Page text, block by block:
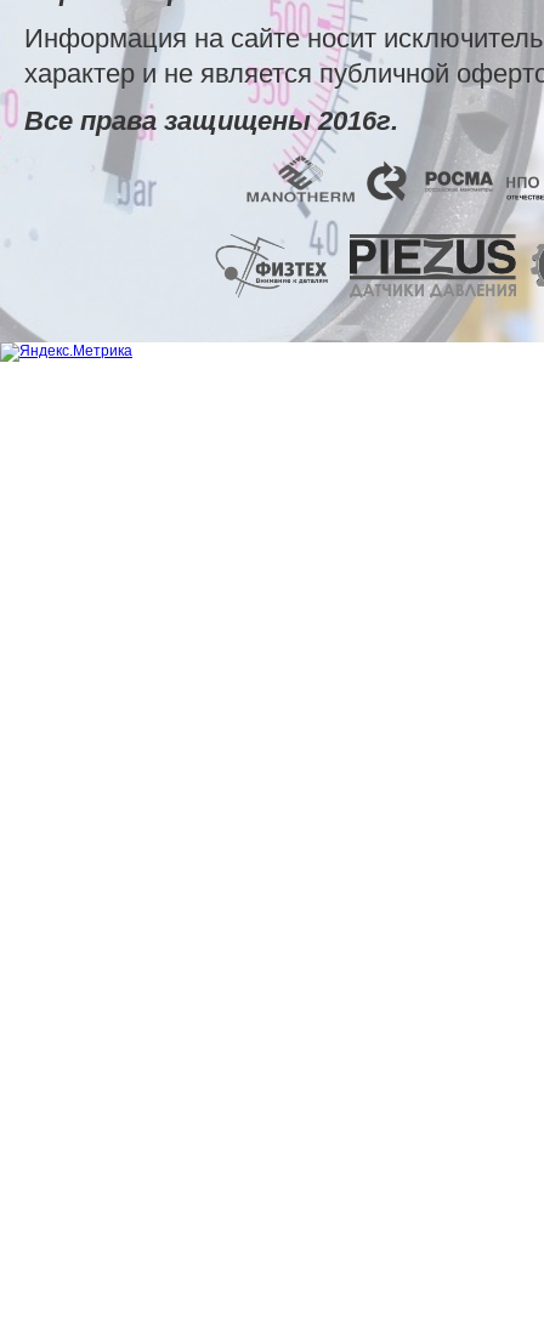
Информация на сайте носит
характер и не является публичной
Все права защищены 2016г.